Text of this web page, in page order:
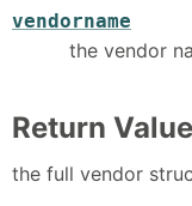
vendorname
the vendor
Return Value
the full vendor